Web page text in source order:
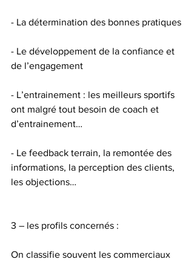
- La détermination des bonnes pratiques
- Le développement de la confiance et
de l’engagement
- L’entrainement : les meilleurs sportifs
ont malgré tout besoin de coach et
d’entrainement…
- Le feedback terrain, la remontée des
informations, la perception des clients,
les objections…
3 – les profils concernés :
On classifie souvent les commerciaux